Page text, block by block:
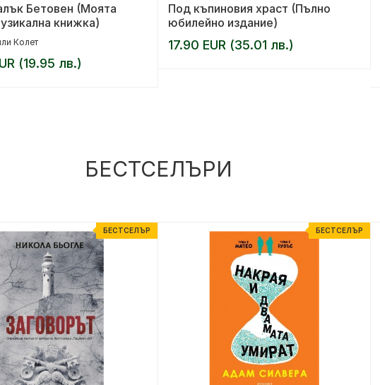
Бетовен (Моята
книжка)
Колет
(19.95 лв.)
Под къпиновия храст (Пълно
юбилейно издание)
17.90 EUR (35.01 лв.)
БЕСТСЕЛЪРИ
БЕСТСЕЛЪР БЕСТСЕЛЪР